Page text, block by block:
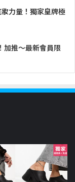
力量！獨家皇牌極
加推～最新會員限